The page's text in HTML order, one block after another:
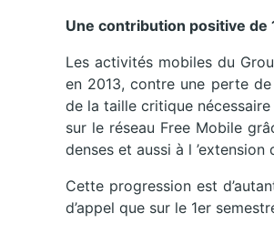
Une contribution positive de
Les activités mobiles du
en 2013, contre une perte de
de la taille critique
sur le réseau Free Mobile
denses et aussi à l
Cette progression est
d’appel que sur le 1er